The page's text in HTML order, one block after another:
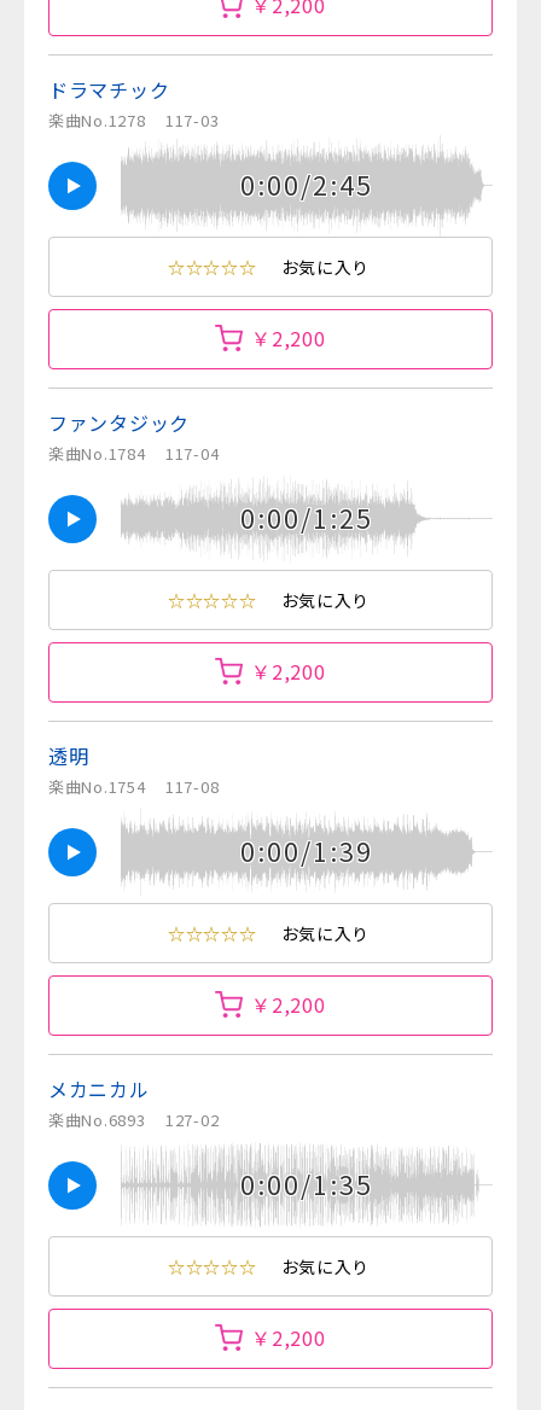
ドラマチック
楽曲No.1278 117-03
0:00/2:45
☆☆☆☆☆ お気に入り
￥2,200
ファンタジック
楽曲No.1784 117-04
0:00/1:25
☆☆☆☆☆ お気に入り
￥2,200
透明
楽曲No.1754 117-08
0:00/1:39
☆☆☆☆☆ お気に入り
￥2,200
メカニカル
楽曲No.6893 127-02
0:00/1:35
☆☆☆☆☆ お気に入り
￥2,200